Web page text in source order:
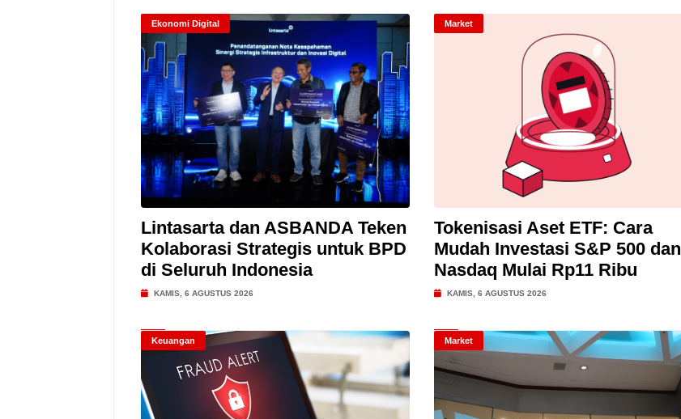
Ekonomi Digital
Lintasarta dan ASBANDA Teken
Kolaborasi Strategis untuk BPD
di Seluruh Indonesia
KAMIS, 6 AGUSTUS 2026
Market
Tokenisasi Aset ETF: Cara
Mudah Investasi S&P 500 dan
Nasdaq Mulai Rp11 Ribu
KAMIS, 6 AGUSTUS 2026
Keuangan Market